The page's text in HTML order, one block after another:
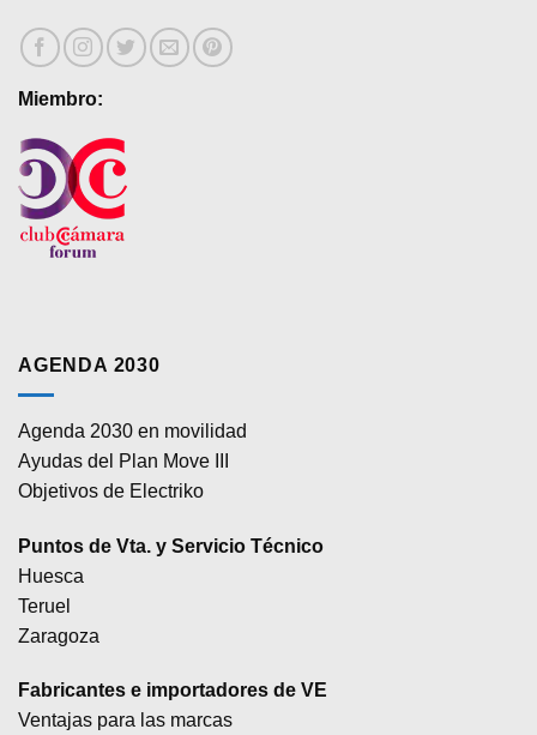
Miembro:
AGENDA 2030
Agenda 2030 en movilidad
Ayudas del Plan Move III
Objetivos de Electriko
Puntos de Vta. y Servicio Técnico
Huesca
Teruel
Zaragoza
Fabricantes e importadores de VE
Ventajas para las marcas